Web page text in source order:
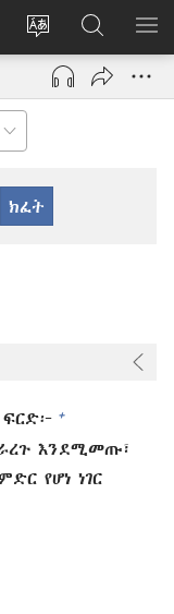
የድረ
ገጹን
ቋንቋ
ግባ
(አዲስ
ዊንዶው
JW.ORG
ላይ
መፈለጊያ
ፍርድ፦ +
እንደሚመጡ፣
የሆነ ነገር